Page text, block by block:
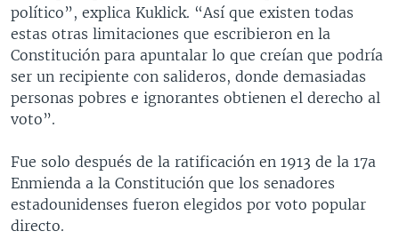
político”, explica Kuklick. “Así que existen todas
estas otras limitaciones que escribieron en la
Constitución para apuntalar lo que creían que podría
ser un recipiente con salideros, donde demasiadas
personas pobres e ignorantes obtienen el derecho al
voto”.
Fue solo después de la ratificación en 1913 de la 17a
Enmienda a la Constitución que los senadores
estadounidenses fueron elegidos por voto popular
directo.